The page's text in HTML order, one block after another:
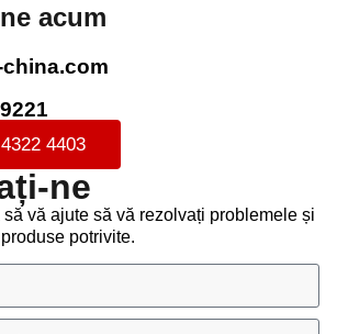
acum
4403
ne
vă ajute să vă rezolvați problemele și
potrivite.